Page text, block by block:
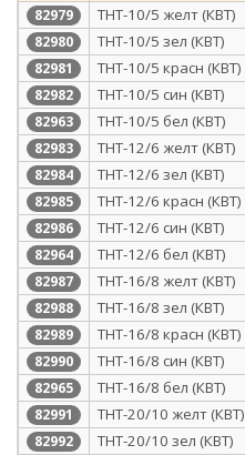
82979 ТНТ-10/5 желт (КВТ)
82980 ТНТ-10/5 зел (КВТ)
82981 ТНТ-10/5 красн (КВТ)
82982 ТНТ-10/5 син (КВТ)
82963 ТНТ-10/5 бел (КВТ)
82983 ТНТ-12/6 желт (КВТ)
82984 ТНТ-12/6 зел (КВТ)
82985 ТНТ-12/6 красн (КВТ)
82986 ТНТ-12/6 син (КВТ)
82964 ТНТ-12/6 бел (КВТ)
82987 ТНТ-16/8 желт (КВТ)
82988 ТНТ-16/8 зел (КВТ)
82989 ТНТ-16/8 красн (КВТ)
82990 ТНТ-16/8 син (КВТ)
82965 ТНТ-16/8 бел (КВТ)
82991 ТНТ-20/10 желт (КВТ)
82992 ТНТ-20/10 зел (КВТ)